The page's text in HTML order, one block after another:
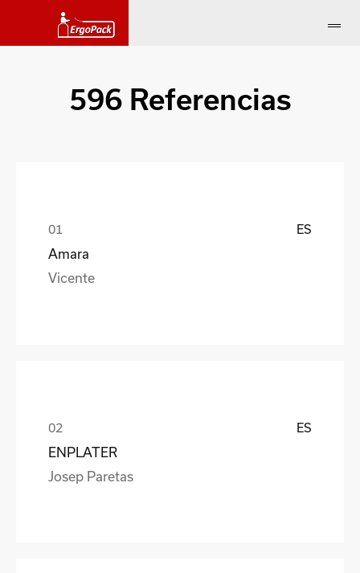
596 Referencias
ES
Amara
Vicente
ES
ENPLATER
Josep Paretas